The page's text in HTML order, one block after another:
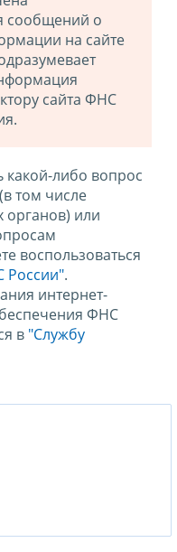
сообщений о
на сайте
сайта ФНС
какой-либо вопрос
том числе
органов) или
воспользоваться
России".
интернет-
ФНС
в "Службу